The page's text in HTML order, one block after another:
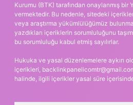
Kurumu (BTK) tarafından onaylanmış bir
vermektedir. Bu nedenle, sitedeki
veya araştırma yükümlülüğümüz
yazdıkları içeriklerin sorumluluğunu
bu sorumluluğu kabul etmiş sayılırlar.
Hukuka ve yasal düzenlemelere aykırı
içerikleri,
halinde, ilgili içerikler yasal süre